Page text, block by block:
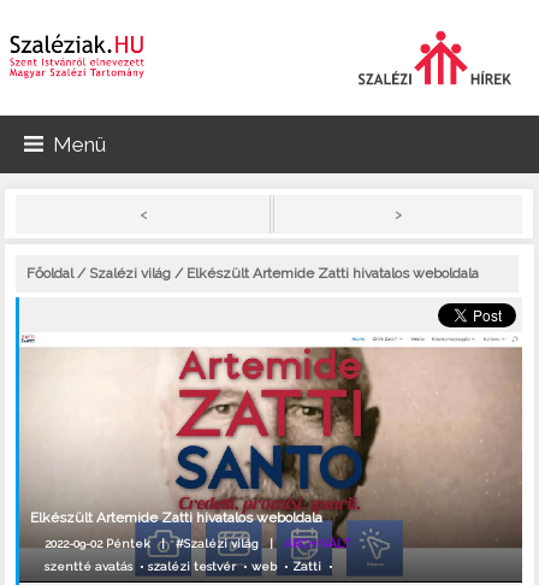
Menü
< >
Főoldal/ Szalézi világ / Elkészült Artemide Zatti hivatalos weboldala
Elkészült Artemide Zatti hivatalos weboldala
2022-09-02 Péntek |#Szalézi világ |ARCHIVÁLT
szentté avatás•szalézi testvér•web• Zatti •